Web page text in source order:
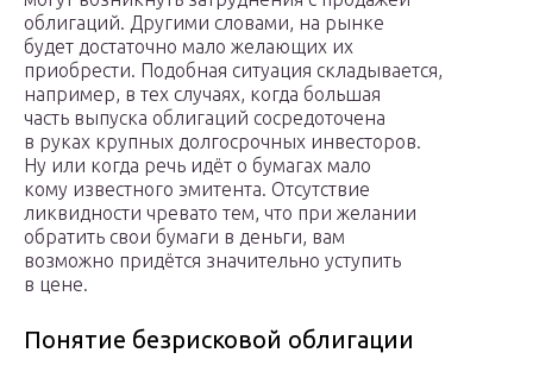
облигаций. Другими словами, на рынке
будет достаточно мало желающих их
приобрести. Подобная ситуация складывается,
например, в тех случаях, когда большая
часть выпуска облигаций сосредоточена
в руках крупных долгосрочных инвесторов.
Ну или когда речь идёт о бумагах мало
кому известного эмитента. Отсутствие
ликвидности чревато тем, что при желании
обратить свои бумаги в деньги, вам
возможно придётся значительно уступить
в цене.
Понятие безрисковой облигации